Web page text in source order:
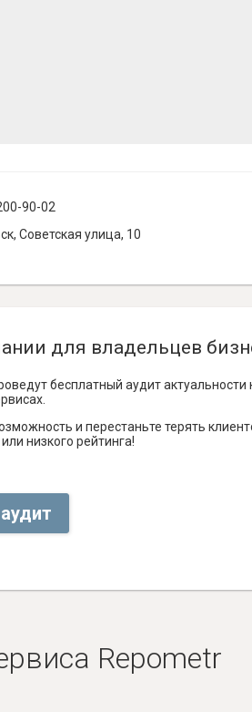
90-02
Советская улица, 10
для владельцев
бесплатный аудит
и перестаньте терять
низкого рейтинга!
Repometr